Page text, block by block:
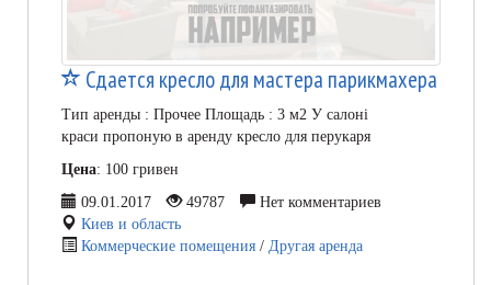
Сдается кресло для мастера парикмахера
Тип аренды : Прочее Площадь : 3 м2 У салоні
краси пропоную в аренду кресло для перукаря
Цена: 100 гривен
09.01.2017
49787
Нет комментариев
Киев и область
Коммерческие помещения / Другая аренда